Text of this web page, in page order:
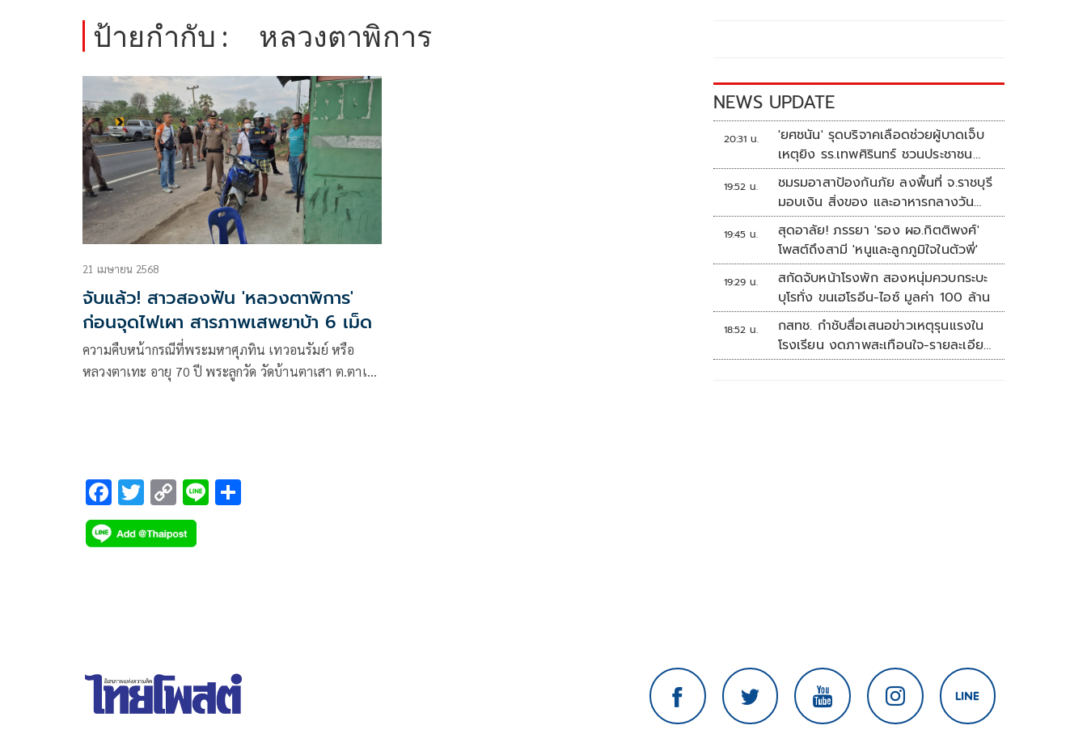
ป้ายกำกับ : หลวงตาพิการ
21 เมษายน 2568
จับแล้ว! สาวสองฟัน 'หลวงตาพิการ'
ก่อนจุดไฟเผา สารภาพเสพยาบ้า 6 เม็ด
ความคืบหน้ากรณีที่พระมหาศุภทิน เทวอนรัมย์ หรือ
หลวงตาเทะ อายุ 70 ปี พระลูกวัด วัดบ้านตาเสา ต.ตาเสา
F
ac
e
T
wi
tt
C
o
p
Li
NEWS UPDATE
20:31 น.
'ยศชนัน' รุดบริจาคเลือดช่วยผู้บาดเจ็บ
เหตุยิง รร.เทพศิรินทร์ ชวนประชาชน
ร่วมบริจาค
19:52 น.
ชมรมอาสาป้องกันภัย ลงพื้นที่ จ.ราชบุรี
มอบเงิน สิ่งของ และอาหารกลางวัน
แก่โรงเรียนบ้านหนองน้ำใส
19:45 น.
สุดอาลัย! ภรรยา 'รอง ผอ.กิตติพงศ์'
โพสต์ถึงสามี 'หนูและลูกภูมิใจในตัวพี่'
19:29 น.
สกัดจับหน้าโรงพัก สองหนุ่มควบกระบะ
บุโรทั่ง ขนเฮโรอีน-ไอซ์ มูลค่า 100 ล้าน
18:52 น.
กสทช. กำชับสื่อเสนอข่าวเหตุรุนแรงใน
โรงเรียน งดภาพสะเทือนใจ-รายละเอียด
เสี่ยงเลียนแบบ